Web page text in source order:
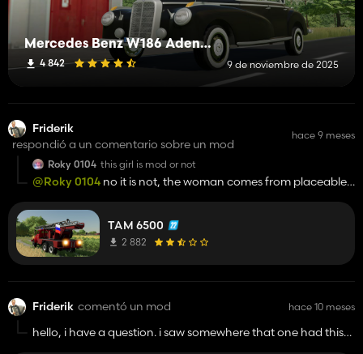
Mercedes Benz W186 Adenauer
4 842 9 de noviembre de 2025
Friderik
respondió a un comentario sobre un mod
hace 9 meses
Roky 0104 this girl is mod or not
@Roky 0104 no it is not, the woman comes from placeable
TAM 6500
2 882
Friderik comentó un mod hace 10 meses
hello, i have a question. i saw somewhere that one had this